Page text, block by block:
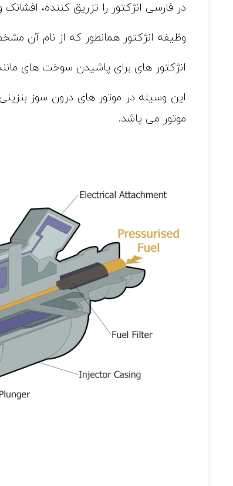
در فارسی انژکتور را تزریق کننده، افشانک
وظیفه انژکتور همانطور که از نام آن
انژکتور های برای پاشیدن سوخت های
این وسیله در موتور های درون سوز
موتور می پاشد.